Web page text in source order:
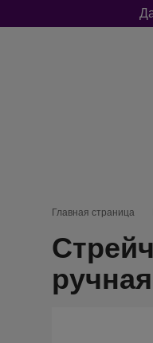
Меню каталога
Навигационная
Главная страница